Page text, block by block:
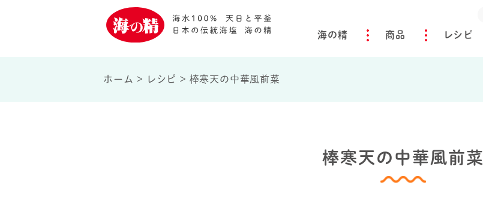
海の精 商品 レシピ
ホーム > レシピ > 棒寒天の中華風前菜
棒寒天の中華風前菜